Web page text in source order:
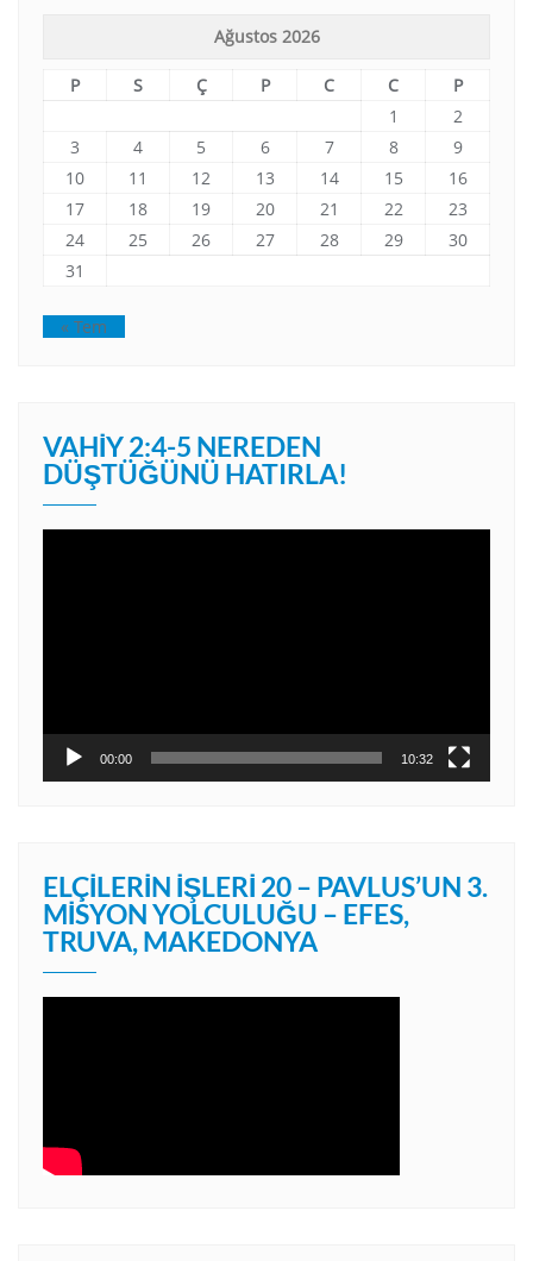
Ağustos 2026
P S Ç P C C
P
1
2
3
4 5 6 7 8
9
10
11 12 13 14 15
16
17
18 19 20 21 22
23
24
25 26 27 28 29
30
31
« Tem
VAHIY 2:4-5 NEREDEN
DÜŞTÜĞÜNÜ HATIRLA!
00:00 10:32
ELÇILERIN İŞLERI 20 – PAVLUS’UN 3.
MISYON YOLCULUĞU – EFES,
TRUVA, MAKEDONYA